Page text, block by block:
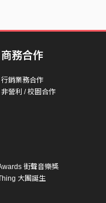
商務合作
行銷業務合作
非營利 / 校園合作
街聲音樂獎
大團誕生